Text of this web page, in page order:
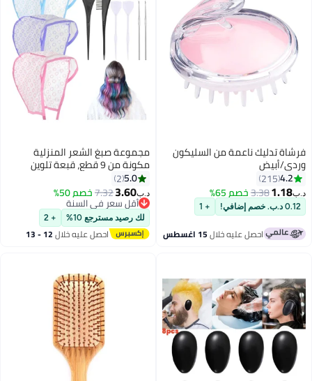
فرشاة تدليك ناعمة من السليكون
وردي/أبيض
4.2
215
د.ب‏1.18
3.38خصم 65%
0.12 د.ب. خصم إضافي! + 1
احصل عليه خلال15 اغسطس
مجموعة صبغ الشعر المنزلية
مكونة من 9 قطع، قبعة تلوين
الشعر مع خطافات بلاستيكية،
مجموعة أدوات تصفيف الشعر في
صالونات التجميل (أزرق، وردي،
بنفسجي)
5.0
2
د.ب‏3.60
7.32خصم 50%
أقل سعر في السنة
أقل سعر في السنة
لك رصيد مسترجع 10% + 2
احصل عليه خلال 12 - 13